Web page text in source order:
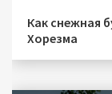
Как снежная
Хорезма